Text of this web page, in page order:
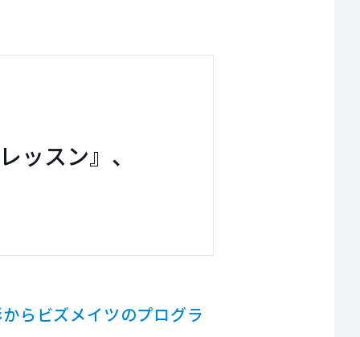
ッスン』、
らビズメイツのプログラ